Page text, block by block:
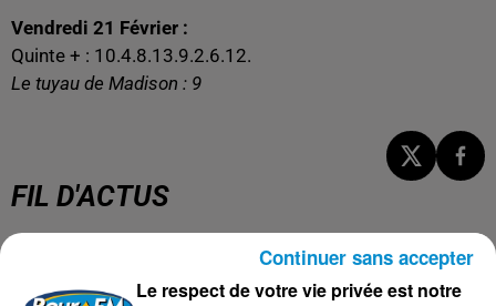
Vendredi 21 Février :
Quinte + : 10.4.8.13.9.2.6.12.
Le tuyau de Madison : 9
FIL D'ACTUS
Visas français : l’Algérie décroche, le
Le respect de votre vie privée est notre
Continuer sans accepter